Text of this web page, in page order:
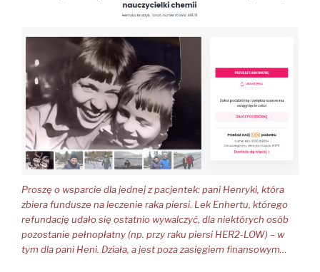
Proszę o wsparcie dla jednej z pacjentek: pani Henryki, która
zbiera fundusze na leczenie raka piersi. Lek Enhertu, którego
refundację udało się ostatnio wywalczyć, dla niektórych osób
pozostanie pełnopłatny (np. przy raku piersi HER2-LOW) – w
tym dla pani Heni. Działa, a jest poza zasięgiem finansowym…